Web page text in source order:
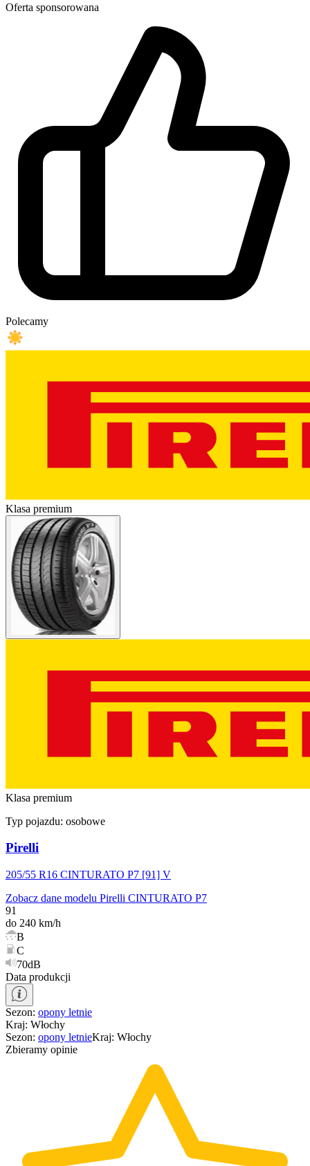
Oferta sponsorowana
Polecamy
Klasa premium
Klasa premium
Typ pojazdu: osobowe
Pirelli
205/55 R16 CINTURATO P7 [91] V
Zobacz dane modelu Pirelli CINTURATO P7
91
do 240 km/h
B
C
70dB
Data produkcji
Sezon: opony letnie
Kraj: Włochy
Sezon: opony letnieKraj: Włochy
Zbieramy opinie